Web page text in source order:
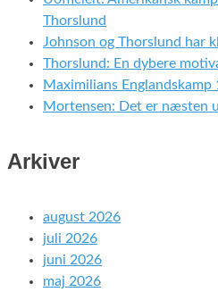
Thorslund
Johnson og Thorslund har
Thorslund: En dybere
Maximilians
Mortensen: Det er næsten
Arkiver
august 2026
juli 2026
juni 2026
maj 2026